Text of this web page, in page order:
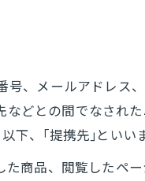
、メールアドレス
どとの間でなされ
、｢提携先｣といい
商品、閲覧したペ